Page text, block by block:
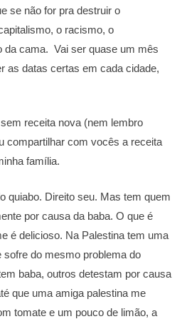
se não for pra destruir o
o racismo, o
cama. Vai ser quase um mês
as datas certas em cada cidade,
receita nova (nem lembro
compartilhar com vocês a receita
família.
quiabo. Direito seu. Mas tem quem
por causa da baba. O que é
é delicioso. Na Palestina tem uma
do mesmo problema do
baba, outros detestam por causa
que uma amiga palestina me
tomate e um pouco de limão, a